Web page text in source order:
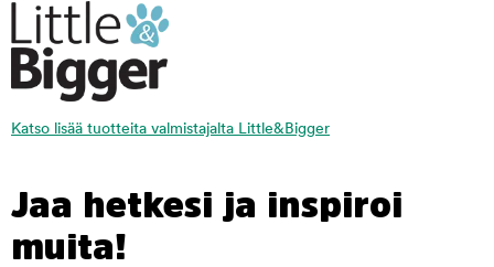
Katso lisää tuotteita valmistajalta Little&Bigger
Jaa hetkesi ja inspiroi
muita!